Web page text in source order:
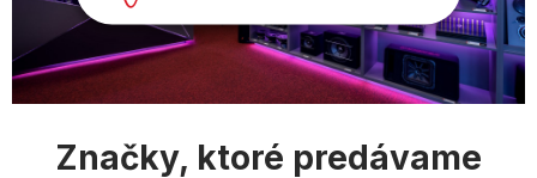
Značky, ktoré predávame